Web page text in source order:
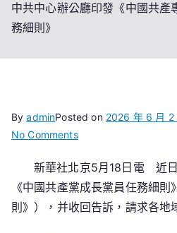
中共中心辦公廳印發《中國共產
務細則》
ByadminPosted on 2026 年 6 月 2
No Commentson
共
中
心
新華社北京5月18日電 近
《中國共產黨成長黨員任務細則
則》），并收回告訴，請求各地